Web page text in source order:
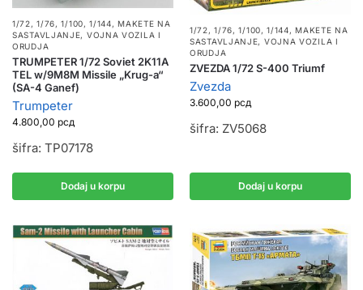
1/72, 1/76, 1/100, 1/144,MAKETE NA
SASTAVLJANJE, VOJNA VOZILA I
ORUDJA
TRUMPETER 1/72 Soviet 2K11A
TEL w/9M8M Missile „Krug-a“
(SA-4 Ganef)
Trumpeter
4.800,00 рсд
šifra: TP07178
Dodaj u korpu
1/72, 1/76, 1/100, 1/144,MAKETE NA
SASTAVLJANJE, VOJNA VOZILA I
ORUDJA
ZVEZDA 1/72 S-400 Triumf
Zvezda
3.600,00 рсд
šifra: ZV5068
Dodaj u korpu